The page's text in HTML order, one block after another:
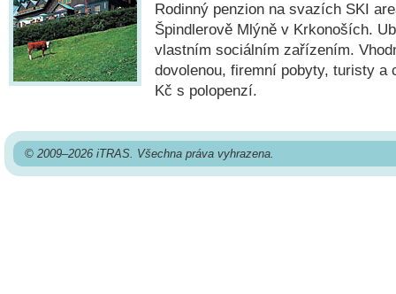
Rodinný penzion na svazích SKI
Špindlerově Mlýně v Krkonoších.
vlastním sociálním zařízením.
dovolenou, firemní pobyty, turisty a
Kč s polopenzí.
© 2009–2026 iTRAS. Všechna práva vyhrazena.